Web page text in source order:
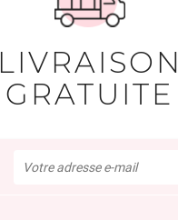
LIVRAISON
GRATUITE